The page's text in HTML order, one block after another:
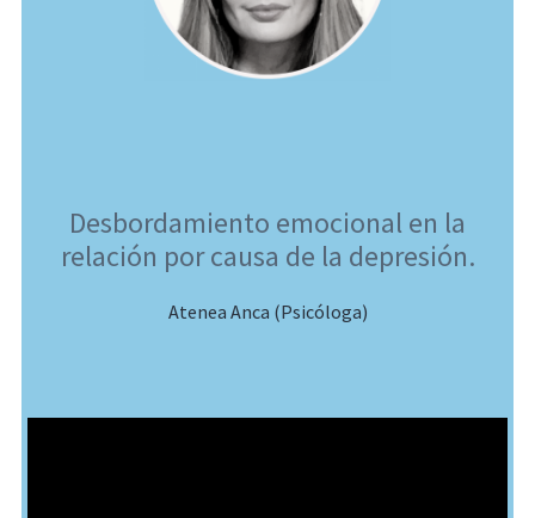
Desbordamiento emocional en la
relación por causa de la depresión.
Atenea Anca (Psicóloga)